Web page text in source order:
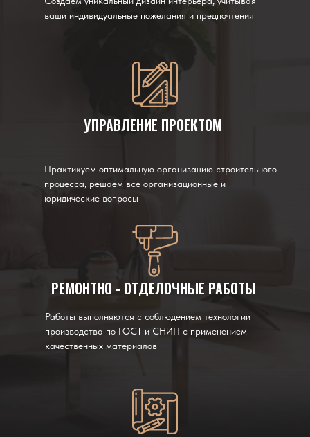
ваши индивидуальные пожелания и предпочтения
РЕМОНТНО - ОТДЕЛОЧНЫЕ РАБОТЫ
Работы выполняются с соблюдением технологии
производства по ГОСТ и СНИП с применением
качественных материалов
УПРАВЛЕНИЕ ПРОЕКТОМ
Практикуем оптимальную организацию строительного
процесса, решаем все организационные и
юридические вопросы